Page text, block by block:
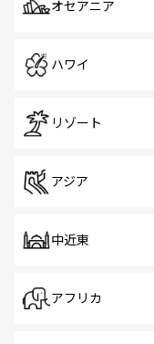
オセアニア
ハワイ
リゾート
アジア
中近東
アフリカ